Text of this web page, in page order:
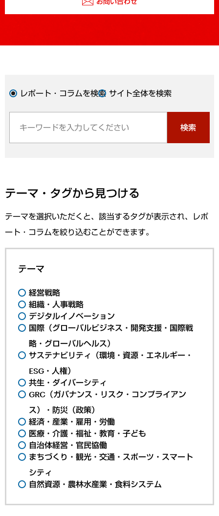
レポート・コラムを検索 サイト全体を検索
検索
テーマ・タグから見つける
テーマを選択いただくと、該当するタグが表示され、レポ
ート・コラムを絞り込むことができます。
テーマ
経営戦略
組織・人事戦略
デジタルイノベーション
国際（グローバルビジネス・開発支援・国際戦
略・グローバルヘルス）
サステナビリティ（環境・資源・エネルギー・
ESG・人権）
共生・ダイバーシティ
GRC（ガバナンス・リスク・コンプライアン
ス）・防災（政策）
経済・産業・雇用・労働
医療・介護・福祉・教育・子ども
自治体経営・官民協働
まちづくり・観光・交通・スポーツ・スマート
シティ
自然資源・農林水産業・食料システム